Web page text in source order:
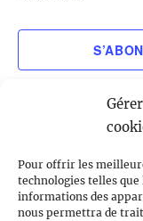
Pour offrir les
technologies telles
informations des
nous permettra de